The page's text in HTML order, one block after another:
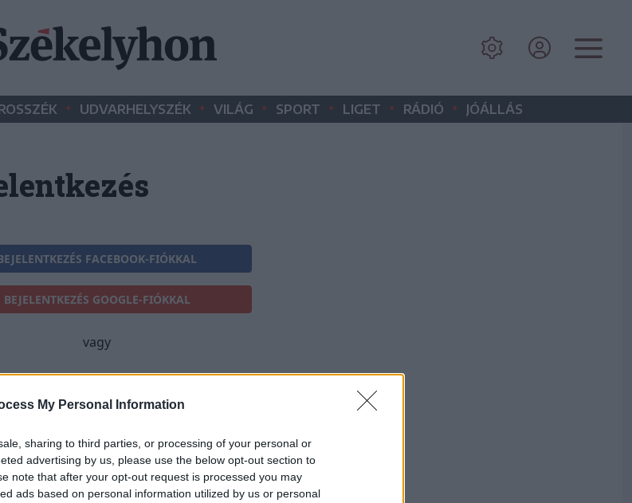
My Personal Information
sharing to third parties, or processing of your personal or
advertising by us, please use the below opt-out section to
note that after your opt-out request is processed you may
ads based on personal information utilized by us or personal
• UDVARHELYSZÉK • VILÁG • SPORT • LIGET • RÁDIÓ • JÓÁLLÁS
FACEBOOK-FIÓKKAL
BEJELENTKEZÉS GOOGLE-FIÓKKAL
vagy